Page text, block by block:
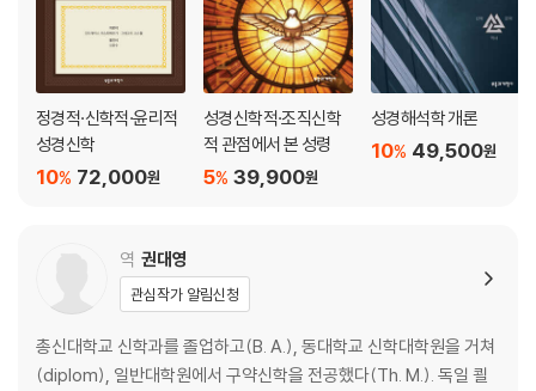
정경적·신학적·윤리적
성경신학
72,000원
10%
성경신학적·조직신학
적 관점에서 본 성령
39,900원
5%
성경해석학 개론
49,500원
10%
역 권대영
관심작가 알림신청
총신대학교 신학과를 졸업하고(B. A.), 동대학교 신학대학원을 거쳐
(diplom), 일반대학원에서 구약신학을 전공했다(Th. M.). 독일 쾰